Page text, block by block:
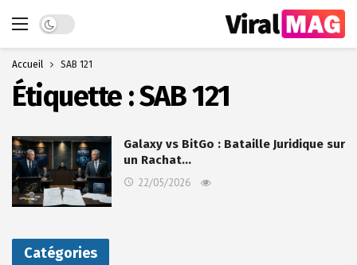
Dark mode
Accueil SAB 121
Étiquette :SAB 121
Galaxy vs BitGo : Bataille Juridique sur
un Rachat…
22/05/2026
Catégories